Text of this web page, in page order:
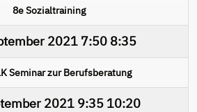
8e Sozialtraining
2021 7:50 8:35
Seminar zur Berufsberatung
20219:35 10:20